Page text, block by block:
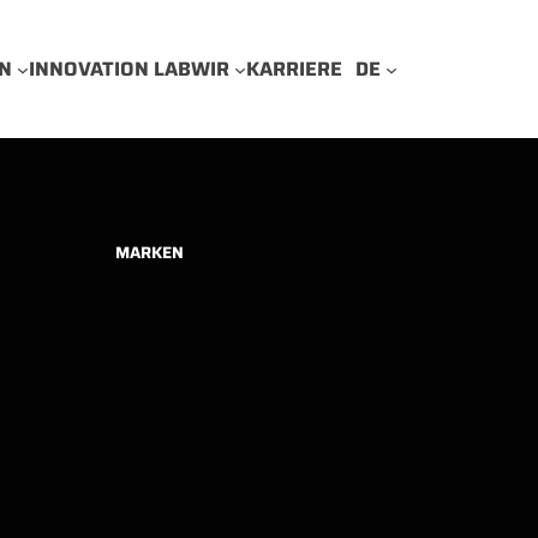
INNOVATION LABWIR KARRIERE DE
MARKEN